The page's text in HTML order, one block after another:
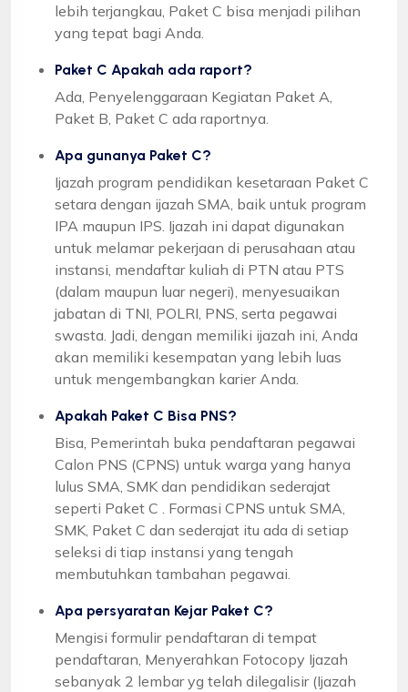
lebih terjangkau, Paket C bisa menjadi pilihan
yang tepat bagi Anda.
Paket C Apakah ada raport?
Ada, Penyelenggaraan Kegiatan Paket A,
Paket B, Paket C ada raportnya.
Apa gunanya Paket C?
Ijazah program pendidikan kesetaraan Paket C
setara dengan ijazah SMA, baik untuk program
IPA maupun IPS. Ijazah ini dapat digunakan
untuk melamar pekerjaan di perusahaan atau
instansi, mendaftar kuliah di PTN atau PTS
(dalam maupun luar negeri), menyesuaikan
jabatan di TNI, POLRI, PNS, serta pegawai
swasta. Jadi, dengan memiliki ijazah ini, Anda
akan memiliki kesempatan yang lebih luas
untuk mengembangkan karier Anda.
Apakah Paket C Bisa PNS?
Bisa, Pemerintah buka pendaftaran pegawai
Calon PNS (CPNS) untuk warga yang hanya
lulus SMA, SMK dan pendidikan sederajat
seperti Paket C . Formasi CPNS untuk SMA,
SMK, Paket C dan sederajat itu ada di setiap
seleksi di tiap instansi yang tengah
membutuhkan tambahan pegawai.
Apa persyaratan Kejar Paket C?
Mengisi formulir pendaftaran di tempat
pendaftaran, Menyerahkan Fotocopy Ijazah
sebanyak 2 lembar yg telah dilegalisir (Ijazah